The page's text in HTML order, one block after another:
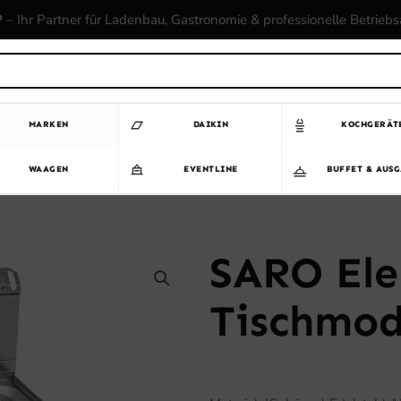
– Ihr Partner für Ladenbau, Gastronomie & professionelle
MARKEN DAIKIN
WAAGEN EVENTLINE BUFFET &
SARO